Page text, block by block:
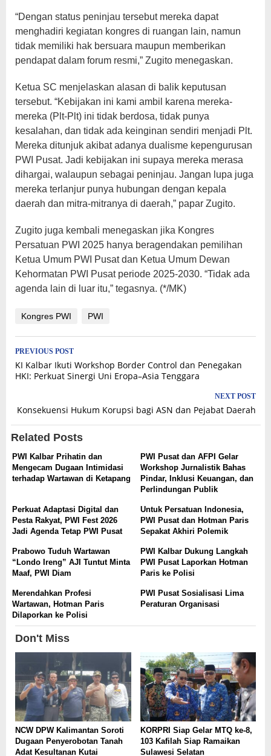
“Dengan status peninjau tersebut mereka dapat
menghadiri kegiatan kongres di ruangan lain, namun
tidak memiliki hak bersuara maupun memberikan
pendapat dalam forum resmi,” Zugito menegaskan.
Ketua SC menjelaskan alasan di balik keputusan
tersebut. “Kebijakan ini kami ambil karena mereka-
mereka (Plt-Plt) ini tidak berdosa, tidak punya
kesalahan, dan tidak ada keinginan sendiri menjadi Plt.
Mereka ditunjuk akibat adanya dualisme kepengurusan
PWI Pusat. Jadi kebijakan ini supaya mereka merasa
dihargai, walaupun sebagai peninjau. Jangan lupa juga
mereka terlanjur punya hubungan dengan kepala
daerah dan mitra-mitranya di daerah,” papar Zugito.
Zugito juga kembali menegaskan jika Kongres
Persatuan PWI 2025 hanya beragendakan pemilihan
Ketua Umum PWI Pusat dan Ketua Umum Dewan
Kehormatan PWI Pusat periode 2025-2030. “Tidak ada
agenda lain di luar itu,” tegasnya. (*/MK)
Kongres PWI PWI
Post
navigation
PREVIOUS POST
KI Kalbar Ikuti Workshop Border Control dan Penegakan
HKI: Perkuat Sinergi Uni Eropa–Asia Tenggara
NEXT POST
Konsekuensi Hukum Korupsi bagi ASN dan Pejabat Daerah
Related Posts
PWI Kalbar Prihatin dan
Mengecam Dugaan Intimidasi
terhadap Wartawan di Ketapang
PWI Pusat dan AFPI Gelar
Workshop Jurnalistik Bahas
Pindar, Inklusi Keuangan, dan
Perlindungan Publik
Perkuat Adaptasi Digital dan
Pesta Rakyat, PWI Fest 2026
Jadi Agenda Tetap PWI Pusat
Untuk Persatuan Indonesia,
PWI Pusat dan Hotman Paris
Sepakat Akhiri Polemik
Prabowo Tuduh Wartawan
“Londo Ireng” AJI Tuntut Minta
Maaf, PWI Diam
PWI Kalbar Dukung Langkah
PWI Pusat Laporkan Hotman
Paris ke Polisi
Merendahkan Profesi
Wartawan, Hotman Paris
Dilaporkan ke Polisi
PWI Pusat Sosialisasi Lima
Peraturan Organisasi
Don't Miss
NCW DPW Kalimantan Soroti
Dugaan Penyerobotan Tanah
Adat Kesultanan Kutai
KORPRI Siap Gelar MTQ ke-8,
103 Kafilah Siap Ramaikan
Sulawesi Selatan